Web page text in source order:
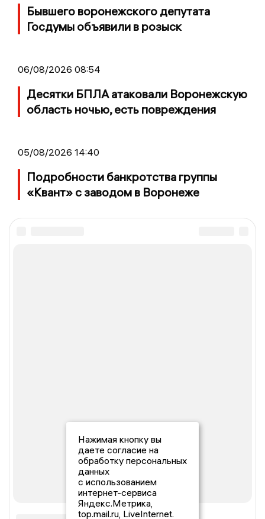
Бывшего воронежского депутата
Госдумы объявили в розыск
06/08/2026 08:54
Десятки БПЛА атаковали Воронежскую
область ночью, есть повреждения
05/08/2026 14:40
Подробности банкротства группы
«Квант» с заводом в Воронеже
Нажимая кнопку вы
даете согласие на
обработку персональных
данных
с использованием
интернет-сервиса
Яндекс.Метрика,
top.mail.ru, LiveInternet.